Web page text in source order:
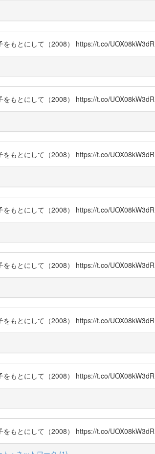
もとにして（2008） https://t.co/UOX08kW3dR
もとにして（2008） https://t.co/UOX08kW3dR
もとにして（2008） https://t.co/UOX08kW3dR
もとにして（2008） https://t.co/UOX08kW3dR
もとにして（2008） https://t.co/UOX08kW3dR
もとにして（2008） https://t.co/UOX08kW3dR
もとにして（2008） https://t.co/UOX08kW3dR
もとにして（2008） https://t.co/UOX08kW3dR